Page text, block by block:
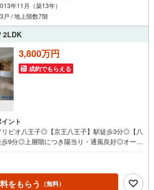
年11月（築13年）
戸 / 地上階数7階
2LDK
3,800万円
成約でもらえる
ント
リビオ八王子◎【京王八王子】駅徒歩3分◎【八
歩9分◎上層階につき陽当り・通風良好◎オート
パーが徒歩圏内◎コンビニが徒歩圏内◎ドラ
が徒歩圏内◎周辺環境良好です◎エレベーター
をもらう （無料）